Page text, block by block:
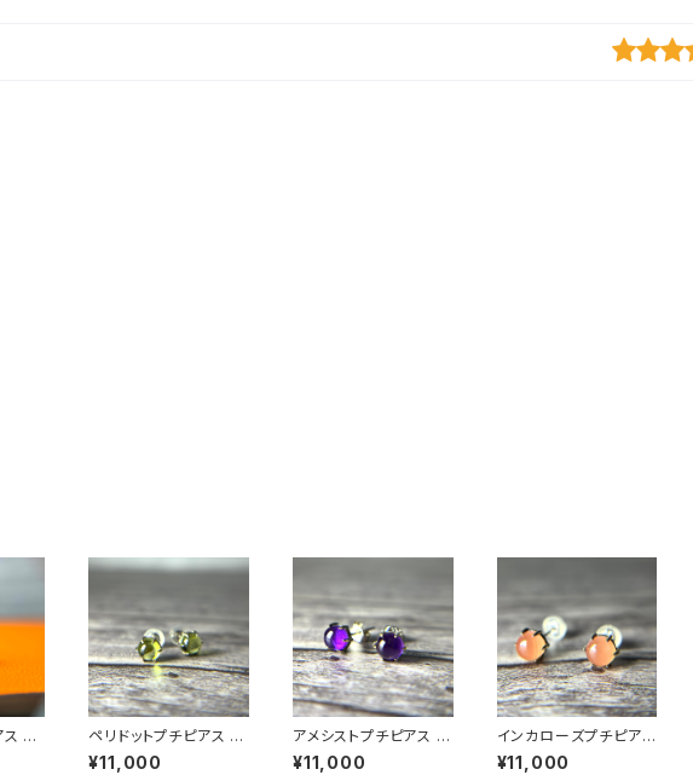
PE
ペリドットプチピアス P
E23-064
¥11,000
アメシストプチピアス P
E23-067
¥11,000
インカローズプチピアス
PE23-066
¥11,000